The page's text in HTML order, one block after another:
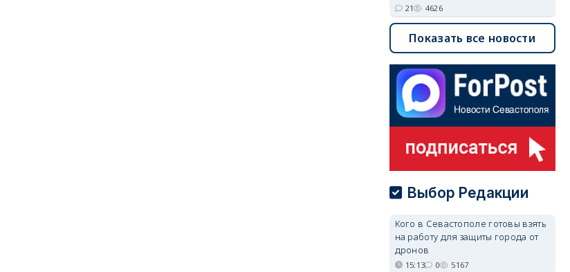
21 4626
Показать все новости
Выбор Редакции
Кого в Севастополе готовы взять
на работу для защиты города от
дронов
15:13 0 5167